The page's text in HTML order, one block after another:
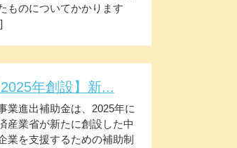
ものについてかかります
2025年創設】新...
業進出補助金は、2025年に
産業省が新たに創設した中
業を支援するための補助制